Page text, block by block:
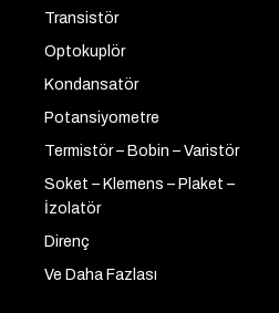
Transistör
Optokuplör
Kondansatör
Potansiyometre
Termistör – Bobin – Varistör
Soket – Klemens – Plaket –
İzolatör
Direnç
Ve Daha Fazlası